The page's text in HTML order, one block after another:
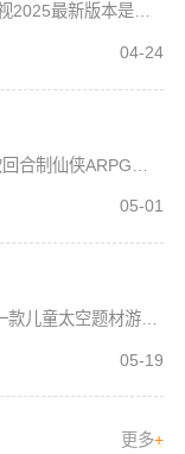
软件介绍 蒙太奇影视2025最新版本是一款全面升级的追剧看片软件。它整合了好多不同平台的影视资源，让我们不
04-24
05-01
奇妙星际宇航员是一款儿童太空题材游戏，太空是什么样子？宇航员在空间站如何生活？小朋友们一定很好奇，游戏中包含了很多关于宇宙的百科知识，配合小游戏的玩法，可以让宝宝们在一遍玩耍中学习关于神秘宇宙的知识，
05-19
更多+